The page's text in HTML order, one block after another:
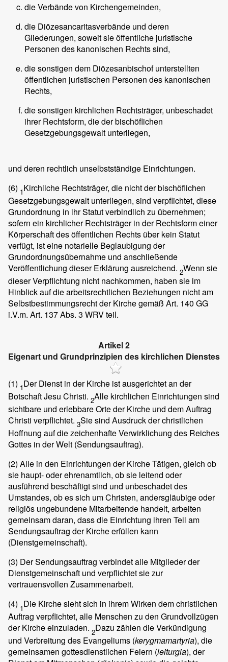
die Verbände von Kirchengemeinden,
die Diözesancaritasverbände und deren
Gliederungen, soweit sie öffentliche juristische
Personen des kanonischen Rechts sind,
die sonstigen dem Diözesanbischof unterstellten
öffentlichen juristischen Personen des kanonischen
Rechts,
die sonstigen kirchlichen Rechtsträger, unbeschadet
ihrer Rechtsform, die der bischöflichen
Gesetzgebungsgewalt unterliegen,
und deren rechtlich unselbstständige Einrichtungen.
(6) 1Kirchliche Rechtsträger, die nicht der bischöflichen
Gesetzgebungsgewalt unterliegen, sind verpflichtet, diese
Grundordnung in ihr Statut verbindlich zu übernehmen;
sofern ein kirchlicher Rechtsträger in der Rechtsform einer
Körperschaft des öffentlichen Rechts über kein Statut
verfügt, ist eine notarielle Beglaubigung der
Grundordnungsübernahme und anschließende
Veröffentlichung dieser Erklärung ausreichend. 2Wenn sie
dieser Verpflichtung nicht nachkommen, haben sie im
Hinblick auf die arbeitsrechtlichen Beziehungen nicht am
Selbstbestimmungsrecht der Kirche gemäß Art. 140 GG
i.V.m. Art. 137 Abs. 3 WRV teil.
Artikel 2
Eigenart und Grundprinzipien des kirchlichen Dienstes
(1) 1Der Dienst in der Kirche ist ausgerichtet an der
Botschaft Jesu Christi. 2Alle kirchlichen Einrichtungen sind
sichtbare und erlebbare Orte der Kirche und dem Auftrag
Christi verpflichtet. 3Sie sind Ausdruck der christlichen
Hoffnung auf die zeichenhafte Verwirklichung des Reiches
Gottes in der Welt (Sendungsauftrag).
(2) Alle in den Einrichtungen der Kirche Tätigen, gleich ob
sie haupt- oder ehrenamtlich, ob sie leitend oder
ausführend beschäftigt sind und unbeschadet des
Umstandes, ob es sich um Christen, andersgläubige oder
religiös ungebundene Mitarbeitende handelt, arbeiten
gemeinsam daran, dass die Einrichtung ihren Teil am
Sendungsauftrag der Kirche erfüllen kann
(Dienstgemeinschaft).
(3) Der Sendungsauftrag verbindet alle Mitglieder der
Dienstgemeinschaft und verpflichtet sie zur
vertrauensvollen Zusammenarbeit.
(4) 1Die Kirche sieht sich in ihrem Wirken dem christlichen
Auftrag verpflichtet, alle Menschen zu den Grundvollzügen
der Kirche einzuladen. 2Dazu zählen die Verkündigung
und Verbreitung des Evangeliums (kerygmamartyria), die
gemeinsamen gottesdienstlichen Feiern (leiturgia), der